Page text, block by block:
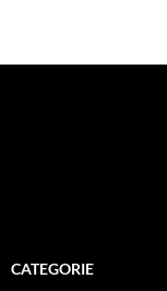
CATEGORIE